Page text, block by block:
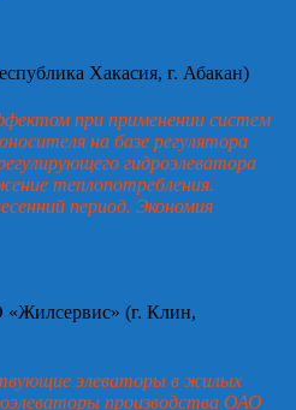
Хакасия, г. Абакан)
при применении систем
на базе регулятора
гидроэлеватора
теплопотребления.
период. Экономия
(г. Клин,
элеваторы в жилых
производства ОАО